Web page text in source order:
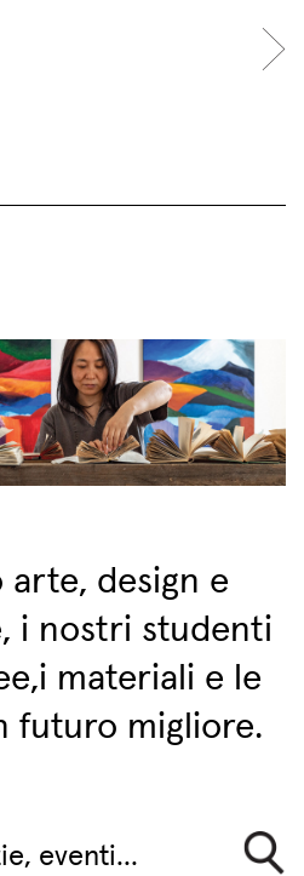
design e
i nostri studenti
i materiali e le
futuro migliore.
eventi...